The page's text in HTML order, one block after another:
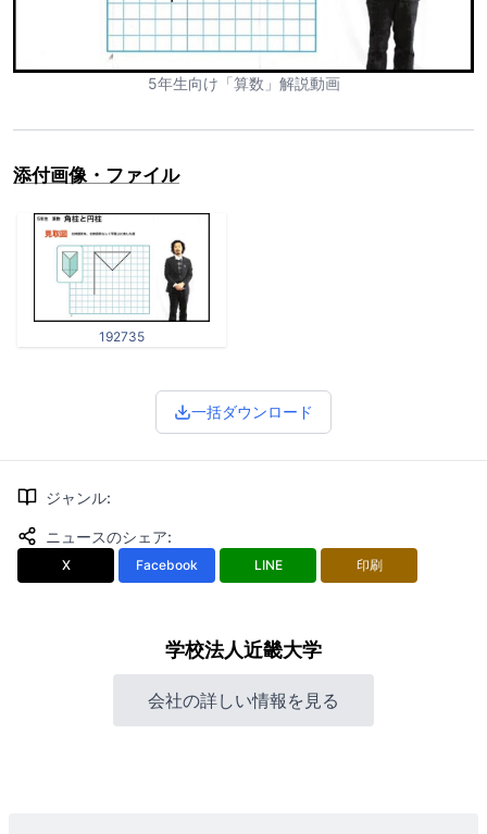
5年生向け「算数」解説動画
添付画像・ファイル
192735
一括ダウンロード
ジャンル:
ニュースのシェア:
X Facebook LINE 印刷
学校法人近畿大学
会社の詳しい情報を見る